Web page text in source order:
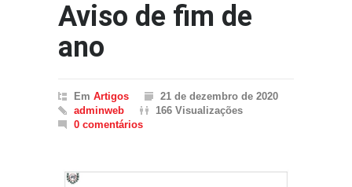
Aviso de fim de
ano
Em Artigos
21 de dezembro de 2020
adminweb
166 Visualizações
0 comentários